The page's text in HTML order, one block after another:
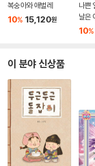
으로 관찰하며 이루리아로
는 나로네 집에, 이번에는 나
입구가 다음에는 어디에서 열
‘나로’부터, ‘나로’ 인해 세상
영진의 주된 관심사는 아이들
로 아이들이 현실에서 맞닥뜨
들이 살아갈 미래를 바꾸는
가는 그런 자신의 생각을 마음
시리즈를 시작했습니다. 주인
바뀐다’는 믿음을 어린이에
복숭아와 애벌레
10% 15,120원
나쁜
날은
10%
이 분야 신상품